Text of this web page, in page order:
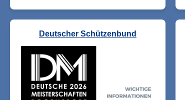
Deutscher Schützenbund